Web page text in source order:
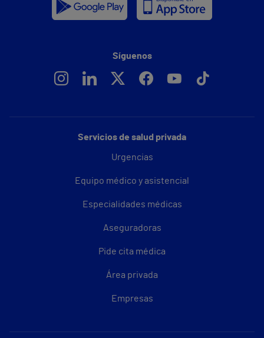
Servicios de salud privada
Urgencias
Equipo médico y asistencial
Especialidades médicas
Aseguradoras
Pide cita médica
Área privada
Empresas
Síguenos